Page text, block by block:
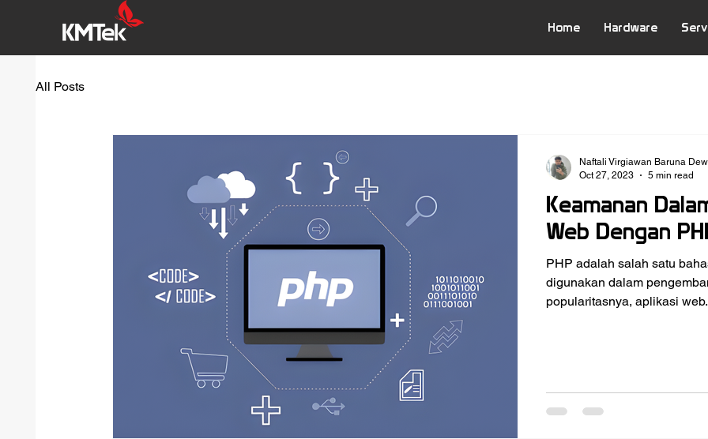
Home Hardware
All Posts
Keamanan
Web Dengan
PHP adalah salah satu
digunakan dalam
popularitasnya, aplikasi
Naftali Virgiawan Baruna
Oct 27, 2023
5 min read